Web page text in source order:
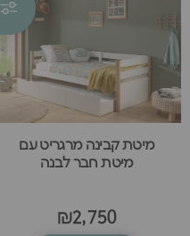
קולקציות חדש באתר
מיטת קבינה מרגריט עם
מיטת חבר לבנה
₪2,750